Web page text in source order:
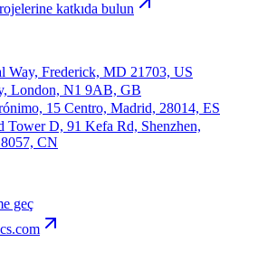
katkıda bulun
Way, Frederick, MD 21703, US
London, N1 9AB, GB
15 Centro, Madrid, 28014, ES
Tower D, 91 Kefa Rd, Shenzhen,
CN
geç